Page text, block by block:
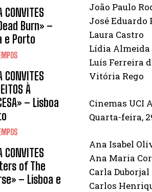
CONVITES
Burn» –
e Porto
CONVITES
À
– Lisboa
CONVITES
of The
– Lisboa e
João Paulo
José Eduardo
Laura Castro
Lídia Almeida
Luís Ferreira
Vitória Rego
Cinemas UCI
Quarta-feira,
Ana Isabel
Ana Maria
Carla Duborjal
Carlos